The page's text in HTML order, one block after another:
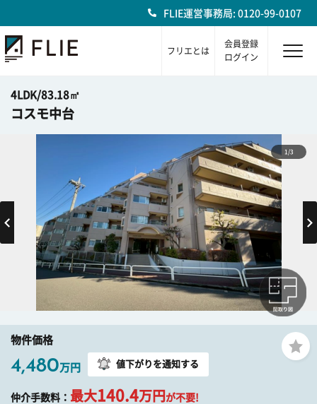
FLIE運営事務局: 0120-99-0107
フリエとは
会員登録
ログイン
4LDK/83.18㎡
コスモ中台
1/3
物件価格
4,480万円 値下がりを通知する
仲介手数料： 最大140.4万円 が不要!